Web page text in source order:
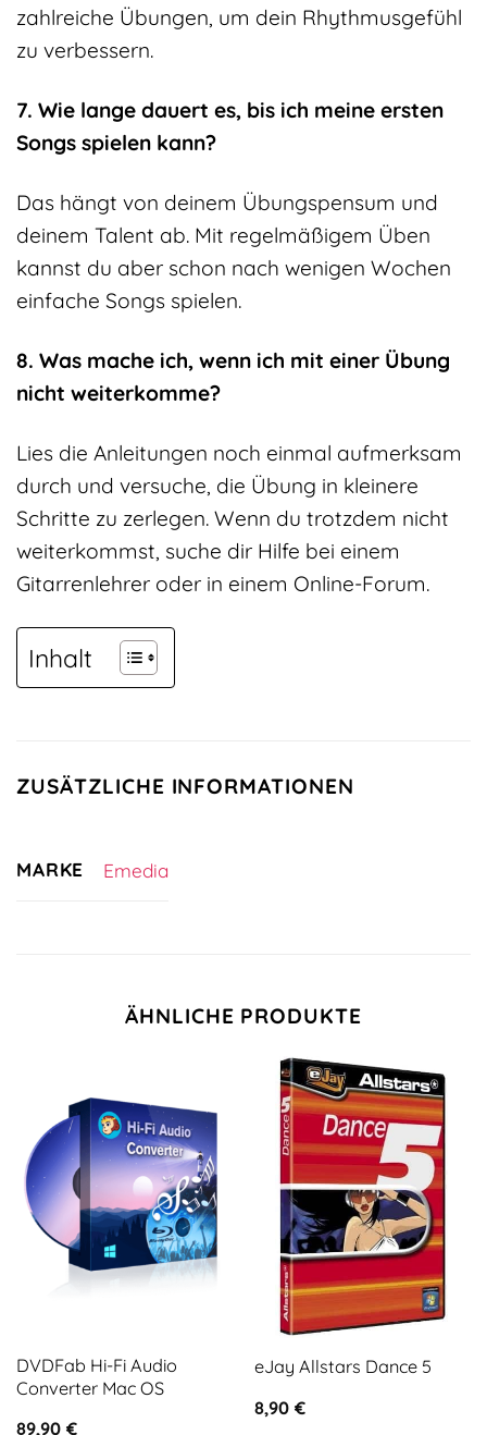
zahlreiche Übungen, um dein Rhythmusgefühl
zu verbessern.
7. Wie lange dauert es, bis ich meine ersten
Songs spielen kann?
Das hängt von deinem Übungspensum und
deinem Talent ab. Mit regelmäßigem Üben
kannst du aber schon nach wenigen Wochen
einfache Songs spielen.
8. Was mache ich, wenn ich mit einer Übung
nicht weiterkomme?
Lies die Anleitungen noch einmal aufmerksam
durch und versuche, die Übung in kleinere
Schritte zu zerlegen. Wenn du trotzdem nicht
weiterkommst, suche dir Hilfe bei einem
Gitarrenlehrer oder in einem Online-Forum.
Inhalt
ZUSÄTZLICHE INFORMATIONEN
MARKE Emedia
ÄHNLICHE PRODUKTE
DVDFab Hi-Fi Audio
Converter Mac OS
89,90 €
eJay Allstars Dance 5
8,90 €